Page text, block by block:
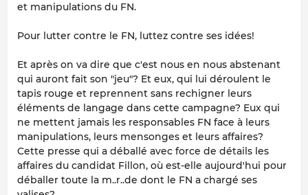
et manipulations du FN.
Pour lutter contre le FN, luttez contre ses idées!
Et après on va dire que c'est nous en nous abstenant
qui auront fait son "jeu"? Et eux, qui lui déroulent le
tapis rouge et reprennent sans rechigner leurs
éléments de langage dans cette campagne? Eux qui
ne mettent jamais les responsables FN face à leurs
manipulations, leurs mensonges et leurs affaires?
Cette presse qui a déballé avec force de détails les
affaires du candidat Fillon, où est-elle aujourd'hui pour
déballer toute la m..r..de dont le FN a chargé ses